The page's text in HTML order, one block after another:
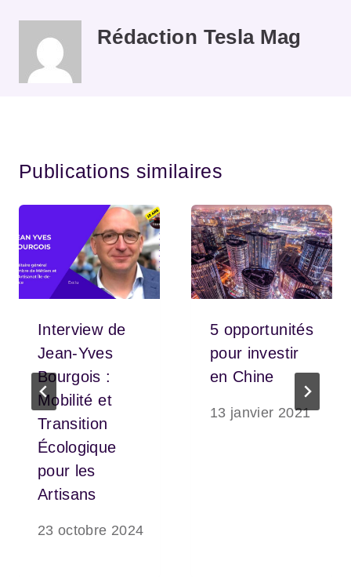
Rédaction Tesla Mag
Publications similaires
Interview de
Jean-Yves
Bourgois :
Mobilité et
Transition
Écologique
pour les
Artisans
23 octobre 2024
5 opportunités
pour investir
en Chine
13 janvier 2021